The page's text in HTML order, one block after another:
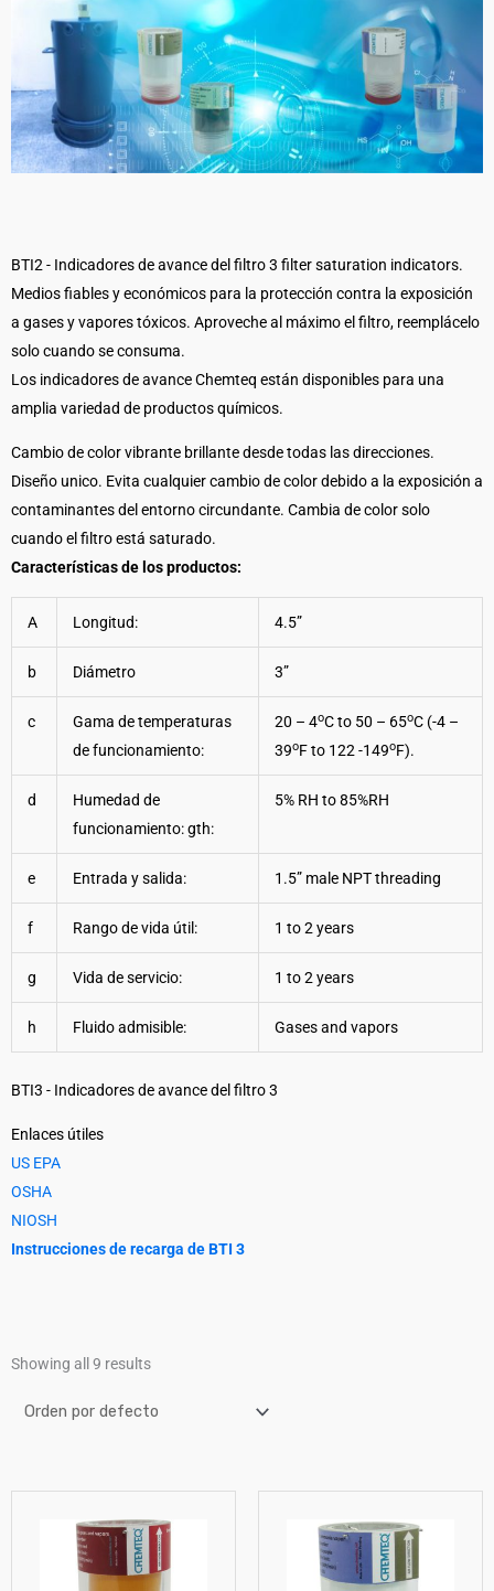
BTI2 - Indicadores de avance del filtro 3 filter saturation indicators.
Medios fiables y económicos para la protección contra la exposición
a gases y vapores tóxicos. Aproveche al máximo el filtro, reemplácelo
solo cuando se consuma.
Los indicadores de avance Chemteq están disponibles para una
amplia variedad de productos químicos.
Cambio de color vibrante brillante desde todas las direcciones.
Diseño unico. Evita cualquier cambio de color debido a la exposición a
contaminantes del entorno circundante. Cambia de color solo
cuando el filtro está saturado.
Características de los productos:
A Longitud: 4.5”
b Diámetro 3”
c
Gama de temperaturas
de funcionamiento:
20 – 4oC to 50 – 65oC (-4 –
39oF to 122 -149oF).
d
Humedad de
funcionamiento: gth:
5% RH to 85%RH
e Entrada y salida: 1.5” male NPT threading
f Rango de vida útil: 1 to 2 years
g Vida de servicio: 1 to 2 years
h Fluido admisible: Gases and vapors
BTI3 - Indicadores de avance del filtro 3
Enlaces útiles
US EPA
OSHA
NIOSH
Instrucciones de recarga de BTI 3
Showing all 9 results